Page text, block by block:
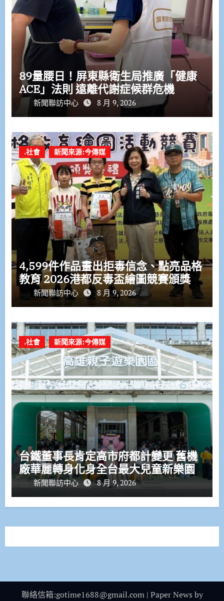
89量腰日！屏東縣衛生局推廣「健康
ACE」法則 遠離代謝症候群危機
新聞聯訪中心 8 月 9, 2026
.社會 新聞來源:今傳媒
4,599件作品畫出拒毒信念、點亮品格
教育 2026港都反毒盃繪圖競賽頒獎
新聞聯訪中心 8 月 9, 2026
.社會 新聞來源:今傳媒
台鐵董事長肯定高市府都計變更 舊機
廠華麗轉身化身全台最大兒童新樂園
新聞聯訪中心 8 月 9, 2026
聯絡信箱:gotime1688@gmail.com | Paper News by